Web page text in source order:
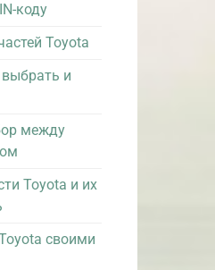
коду
Toyota
и
между
Toyota и их
своими